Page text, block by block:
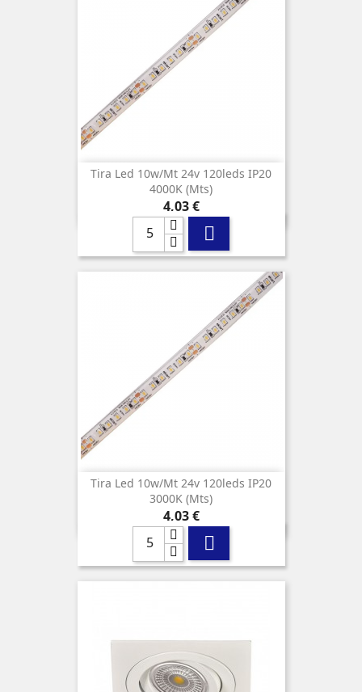
Tira Led 10w/mt 24v 120leds IP20
4000K (mts)
Precio
4,03 €

Tira Led 10w/mt 24v 120leds IP20
3000K (mts)
Precio
4,03 €
